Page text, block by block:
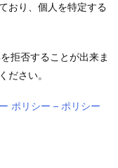
おり、個人を特定する
拒否することが出来ま
ださい。
ポリシー – ポリシー